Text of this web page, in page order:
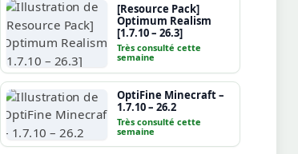
[Resource Pack]
Optimum Realism
[1.7.10 – 26.3]
Très consulté cette
semaine
OptiFine Minecraft –
1.7.10 – 26.2
Très consulté cette
semaine